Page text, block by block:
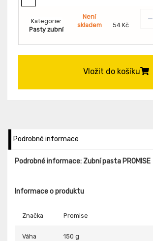
Kategorie:
Pasty zubní
Není
skladem
54 Kč -
Vložit do košíku
Podrobné informace
Podrobné informace: Zubní pasta PROMISE
Informace o produktu
Značka Promise
Váha 150 g